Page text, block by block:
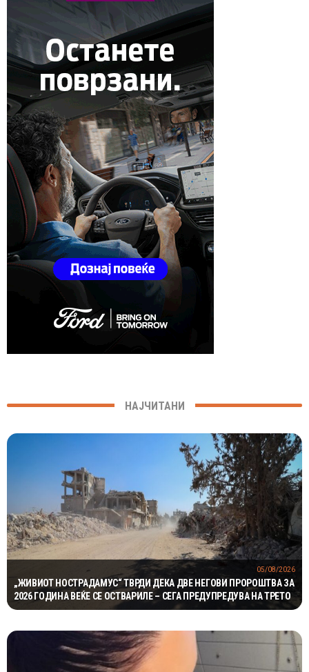
НАЈЧИТАНИ
„ЖИВИОТ НОСТРАДАМУС“ ТВРДИ ДЕКА ДВЕ НЕГОВИ ПРОРОШТВА ЗА
2026 ГОДИНА ВЕЌЕ СЕ ОСТВАРИЛЕ – СЕГА ПРЕДУПРЕДУВА НА ТРЕТО
05/08/2026